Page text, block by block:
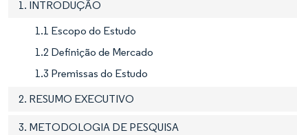
1. INTRODUÇÃO
1.1 Escopo do Estudo
1.2 Definição de Mercado
1.3 Premissas do Estudo
2. RESUMO EXECUTIVO
3. METODOLOGIA DE PESQUISA